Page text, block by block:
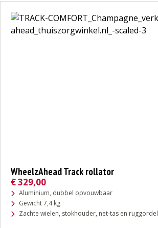
WheelzAhead Track rollator
€329,00
Aluminium, dubbel opvouwbaar
Gewicht 7,4 kg
Zachte wielen, stokhouder, net-tas en ruggordel